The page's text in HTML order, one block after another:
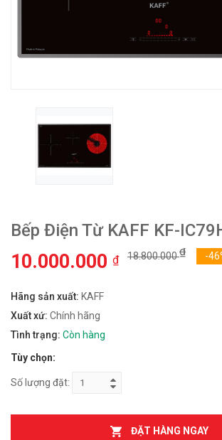
Bếp Điện Từ KAFF KF-
10.000.000 ₫ 18.800.000₫ -
Hãng sản xuất: KAFF
Xuất xứ: Chính hãng
Tình trạng: Còn hàng
Tùy chọn:
Số lượng đặt:
ĐẶT HÀNG NGAY